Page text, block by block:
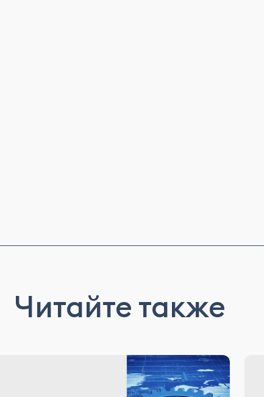
Читайте также